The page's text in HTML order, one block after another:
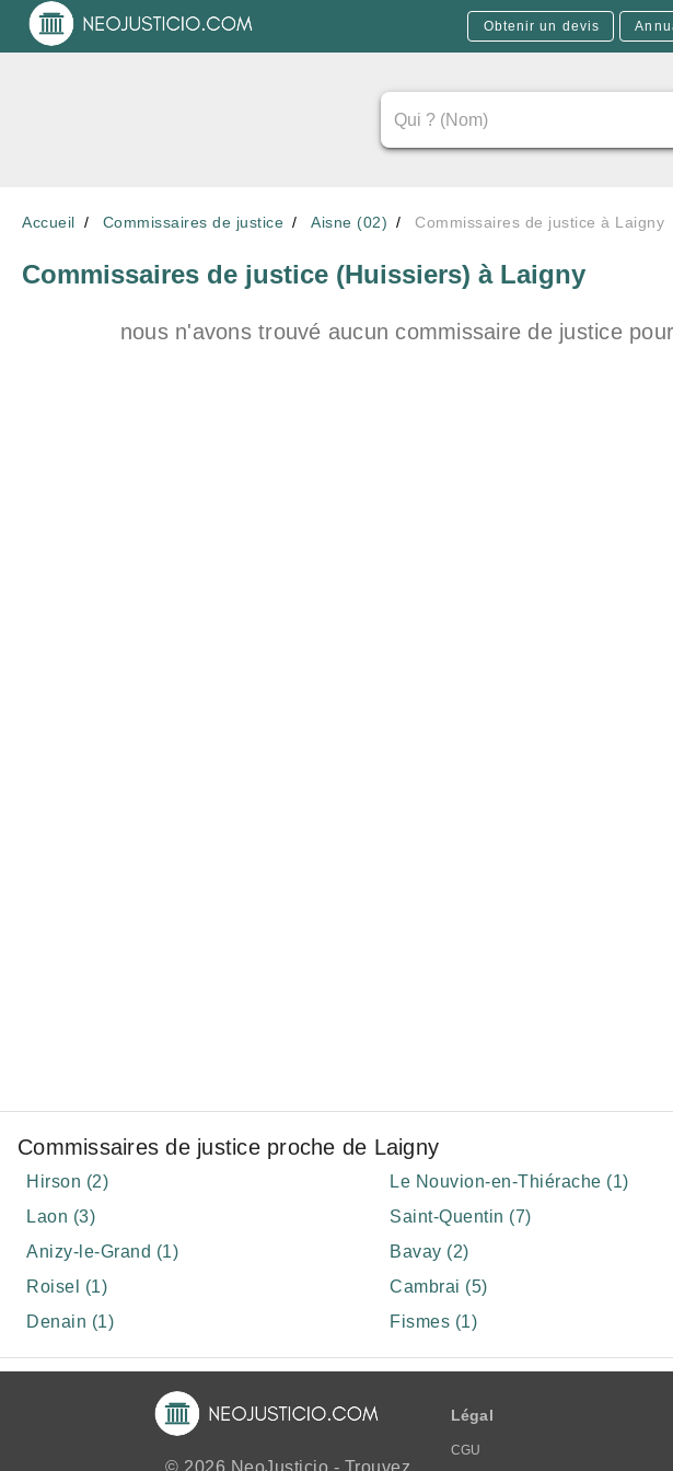
Obtenir un devis
Accueil Commissaires de justice Aisne (02) Commissaires de justice à Laigny
Commissaires de justice (Huissiers) à Laigny
nous n'avons trouvé aucun commissaire de justice
Commissaires de justice proche de Laigny
Hirson (2) Le Nouvion-en-Thiérache (1)
Laon (3)
Saint-Quentin (7)
Anizy-le-Grand (1)
Bavay (2)
Roisel (1)
Cambrai (5)
Denain (1)
Fismes (1)
© 2026 NeoJusticio - Trouvez
Légal
CGU